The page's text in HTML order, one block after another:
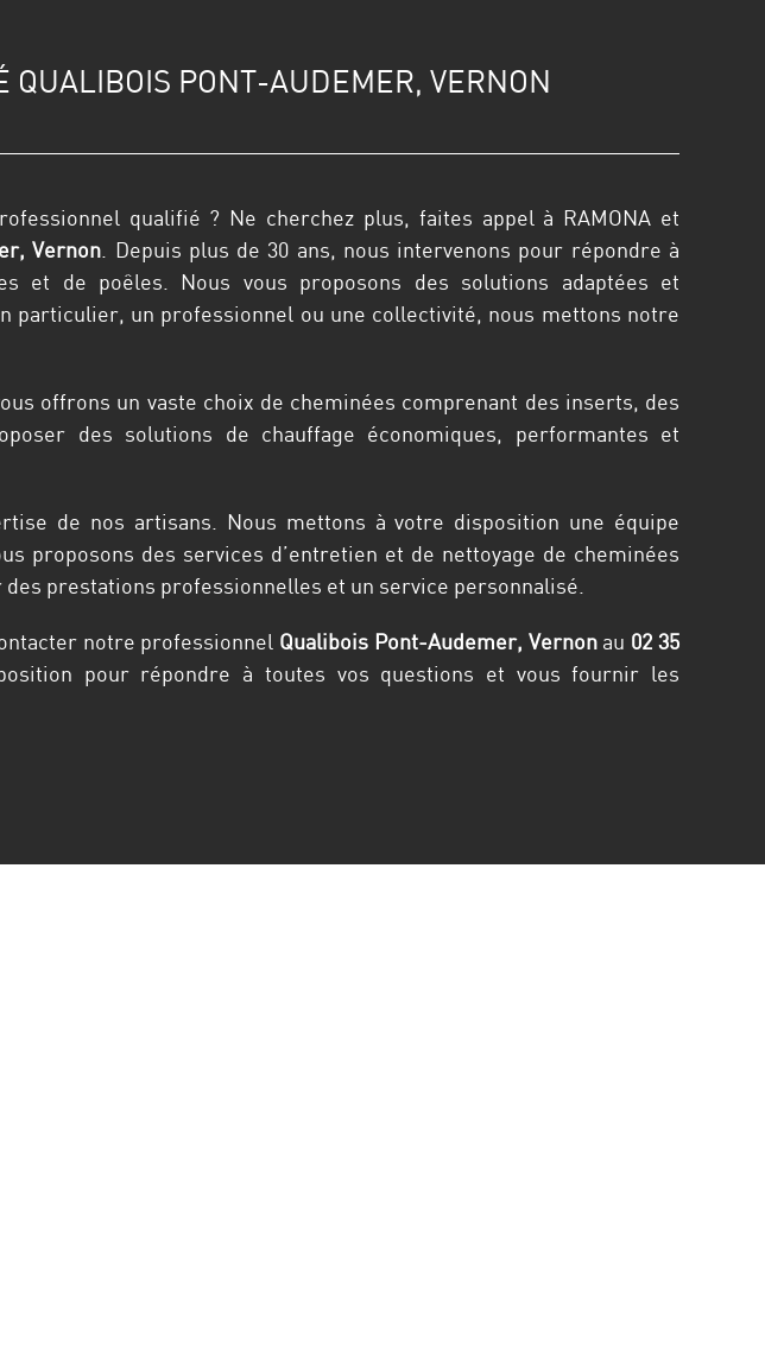
QUALIBOIS PONT-AUDEMER, VERNON
qualifié ? Ne cherchez plus, faites appel à RAMONA et
Vernon. Depuis plus de 30 ans, nous intervenons pour répondre à
et de poêles. Nous vous proposons des solutions adaptées et
particulier, un professionnel ou une collectivité, nous mettons notre
offrons un vaste choix de cheminées comprenant des inserts, des
des solutions de chauffage économiques, performantes et
de nos artisans. Nous mettons à votre disposition une équipe
proposons des services d’entretien et de nettoyage de cheminées
prestations professionnelles et un service personnalisé.
notre professionnel Qualibois Pont-Audemer, Vernonau 02 35
pour répondre à toutes vos questions et vous fournir les